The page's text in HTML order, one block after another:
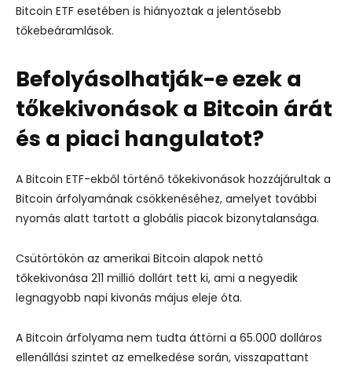
Bitcoin ETF esetében is hiányoztak a jelentősebb
tőkebeáramlások.
Befolyásolhatják-e ezek a
tőkekivonások a Bitcoin árát
és a piaci hangulatot?
A Bitcoin ETF-ekből történő tőkekivonások hozzájárultak a
Bitcoin árfolyamának csökkenéséhez, amelyet további
nyomás alatt tartott a globális piacok bizonytalansága.
Csütörtökön az amerikai Bitcoin alapok nettó
tőkekivonása 211 millió dollárt tett ki, ami a negyedik
legnagyobb napi kivonás május eleje óta.
A Bitcoin árfolyama nem tudta áttörni a 65.000 dolláros
ellenállási szintet az emelkedése során, visszapattant